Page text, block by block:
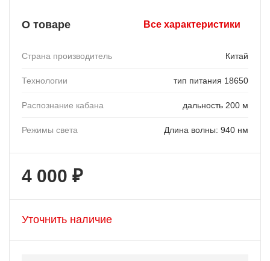
О товаре Все характеристики
Страна производитель Китай
Технологии тип питания 18650
Распознание кабана дальность 200 м
Режимы света Длина волны: 940 нм
4 000 ₽
Уточнить наличие